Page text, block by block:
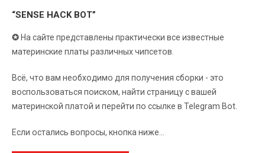
“SENSE HACK BOT”
✪ На сайте представлены практически все известные
материнские платы различных чипсетов.
Всё, что вам необходимо для получения сборки - это
воспользоваться поиском, найти страницу с вашей
материнской платой и перейти по ссылке в Telegram Bot.
Если остались вопросы, кнопка ниже...